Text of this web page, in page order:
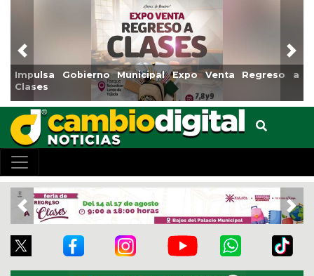
Impulsa Gobierno Municipal Expo Venta Regreso a
Clases
Previous
Previous